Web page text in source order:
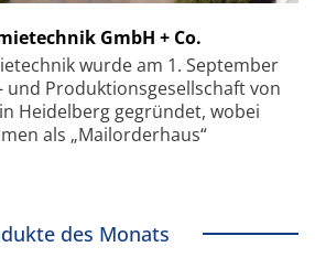
GmbH + Co.
wurde am 1. September
und Produktionsgesellschaft von
Heidelberg gegründet, wobei
als „Mailorderhaus“
des Monats